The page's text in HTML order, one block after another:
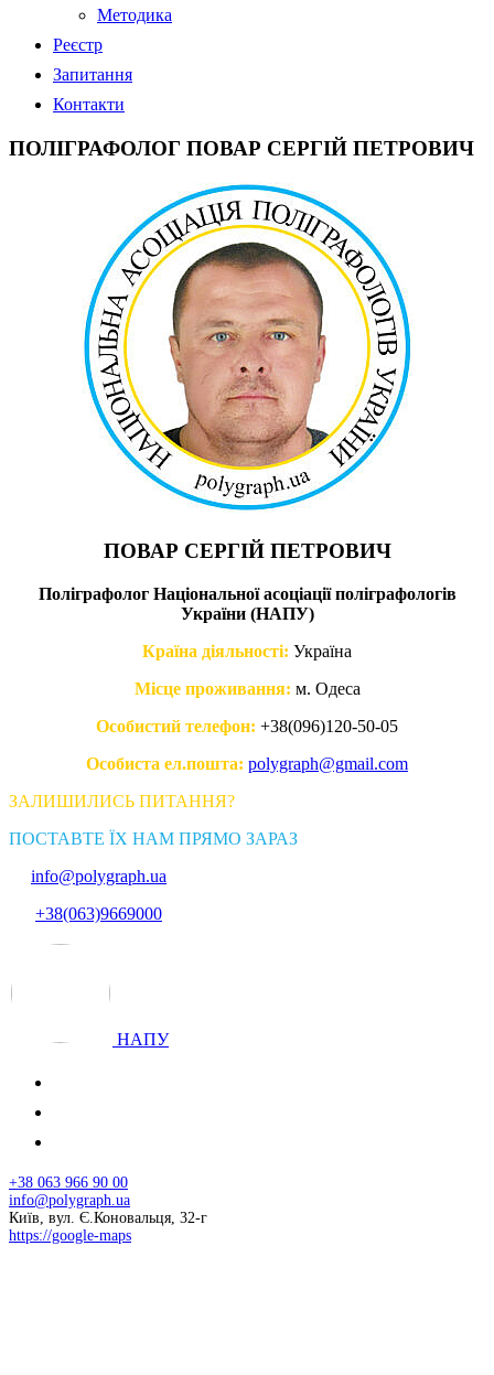
Методика
Реєстр
Запитання
Контакти
ПОЛІГРАФОЛОГ ПОВАР СЕРГІЙ ПЕТРОВИЧ
ПОВАР СЕРГІЙ ПЕТРОВИЧ
Поліграфолог Національної асоціації поліграфологів
України (НАПУ)
Країна діяльності: Україна
Місце проживання: м. Одеса
Особистий телефон: +38(096)120-50-05
Особиста ел.пошта: polygraph@gmail.com
ЗАЛИШИЛИСЬ ПИТАННЯ?
ПОСТАВТЕ ЇХ НАМ ПРЯМО ЗАРАЗ
info@polygraph.ua
+38(063)9669000
НАПУ
+38 063 966 90 00
info@polygraph.ua
Київ, вул. Є.Коновальця, 32-г
https://google-maps